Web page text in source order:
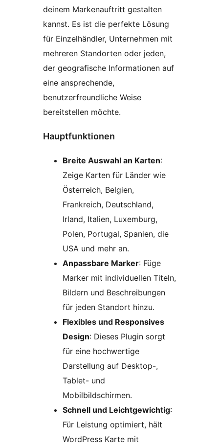
deinem Markenauftritt gestalten
kannst. Es ist die perfekte Lösung
für Einzelhändler, Unternehmen mit
mehreren Standorten oder jeden,
der geografische Informationen auf
eine ansprechende,
benutzerfreundliche Weise
bereitstellen möchte.
Hauptfunktionen
Breite Auswahl an Karten:
Zeige Karten für Länder wie
Österreich, Belgien,
Frankreich, Deutschland,
Irland, Italien, Luxemburg,
Polen, Portugal, Spanien, die
USA und mehr an.
Anpassbare Marker: Füge
Marker mit individuellen Titeln,
Bildern und Beschreibungen
für jeden Standort hinzu.
Flexibles und Responsives
Design: Dieses Plugin sorgt
für eine hochwertige
Darstellung auf Desktop-,
Tablet- und
Mobilbildschirmen.
Schnell und Leichtgewichtig:
Für Leistung optimiert, hält
WordPress Karte mit